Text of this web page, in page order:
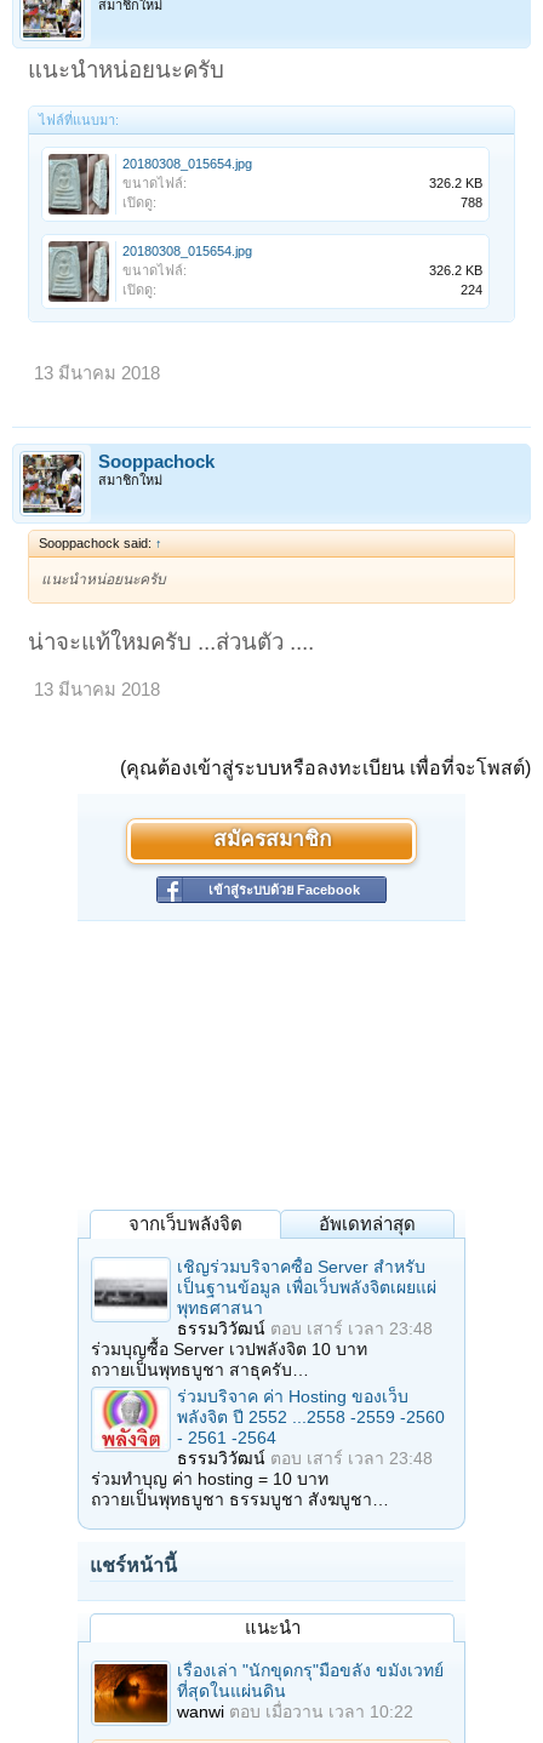
สมาชิกใหม่
แนะนำหน่อยนะครับ
ไฟล์ที่แนบมา:
20180308_015654.jpg
ขนาดไฟล์:
326.2 KB
เปิดดู:
788
20180308_015654.jpg
ขนาดไฟล์:
326.2 KB
เปิดดู:
224
13 มีนาคม 2018
Sooppachock
สมาชิกใหม่
Sooppachock said: ↑
แนะนำหน่อยนะครับ
น่าจะแท้ใหมครับ ...ส่วนตัว ....
13 มีนาคม 2018
(คุณต้องเข้าสู่ระบบหรือลงทะเบียน เพื่อที่จะโพสต์)
สมัครสมาชิก
เข้าสู่ระบบด้วย Facebook
จากเว็บพลังจิต อัพเดทล่าสุด
เชิญร่วมบริจาคซื้อ Server สำหรับ
เป็นฐานข้อมูล เพื่อเว็บพลังจิตเผยแผ่
พุทธศาสนา
ธรรมวิวัฒน์ ตอบ เสาร์ เวลา 23:48
ร่วมบุญซื้อ Server เวปพลังจิต 10 บาท
ถวายเป็นพุทธบูชา สาธุครับ…
ร่วมบริจาค ค่า Hosting ของเว็บ
พลังจิต ปี 2552 ...2558 -2559 -2560
- 2561 -2564
ธรรมวิวัฒน์ ตอบ เสาร์ เวลา 23:48
ร่วมทำบุญ ค่า hosting = 10 บาท
ถวายเป็นพุทธบูชา ธรรมบูชา สังฆบูชา…
แชร์หน้านี้
แนะนำ
เรื่องเล่า "นักขุดกรุ"มือขลัง ขมังเวทย์
ที่สุดในแผ่นดิน
wanwi ตอบ เมื่อวาน เวลา 10:22